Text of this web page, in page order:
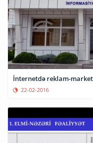
İnternetdə reklam-
22-02-2016